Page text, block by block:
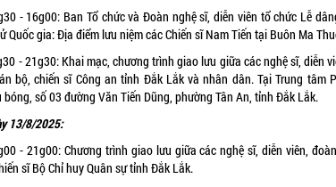
- 16g00: Ban Tổ chức và Đoàn nghệ sĩ, diễn viên tổ chức Lễ
Quốc gia: Địa điểm lưu niệm các Chiến sĩ Nam Tiến tại Buôn Ma
- 21g30: Khai mạc, chương trình giao lưu giữa các nghệ sĩ, diễn
bộ, chiến sĩ Công an tỉnh Đắk Lắk và nhân dân. Tại Trung tâm
bóng, số 03 đường Văn Tiến Dũng, phường Tân An, tỉnh Đắk Lắk.
13/8/2025:
- 21g00: Chương trình giao lưu giữa các nghệ sĩ, diễn viên,
sĩ Bộ Chỉ huy Quân sự tỉnh Đắk Lắk.